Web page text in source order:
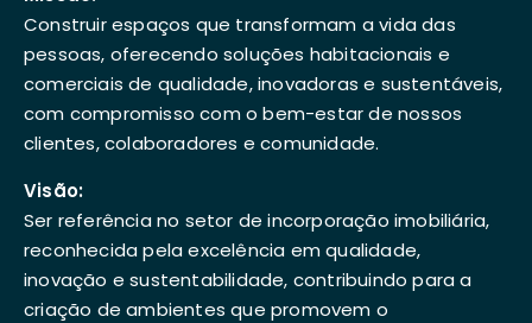
Construir espaços que transformam a vida das
pessoas, oferecendo soluções habitacionais e
comerciais de qualidade, inovadoras e sustentáveis,
com compromisso com o bem-estar de nossos
clientes, colaboradores e comunidade.
Visão:
Ser referência no setor de incorporação imobiliária,
reconhecida pela excelência em qualidade,
inovação e sustentabilidade, contribuindo para a
criação de ambientes que promovem o